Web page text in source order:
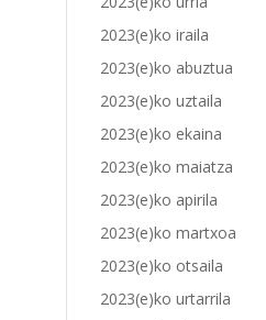
2023(e)ko iraila
2023(e)ko abuztua
2023(e)ko uztaila
2023(e)ko ekaina
2023(e)ko maiatza
2023(e)ko apirila
2023(e)ko martxoa
2023(e)ko otsaila
2023(e)ko urtarrila